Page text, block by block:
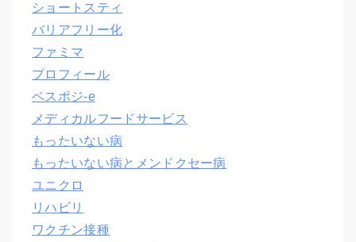
ショートスティ
バリアフリー化
ファミマ
プロフィール
ベスポジ-e
メディカルフードサービス
もったいない病
もったいない病とメンドクセー病
ユニクロ
リハビリ
ワクチン接種